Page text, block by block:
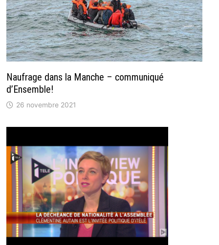
Naufrage dans la Manche – communiqué
d’Ensemble!
26 novembre 2021